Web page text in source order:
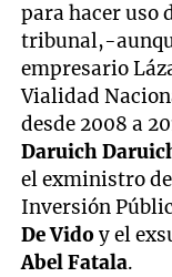
para hacer uso
tribunal,-
empresario
Vialidad
desde 2008 a
Daruich
el exministro
Inversión
De Vidoy el
Abel Fatala.